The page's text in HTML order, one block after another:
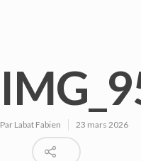
Par Labat Fabien 23 mars 2026